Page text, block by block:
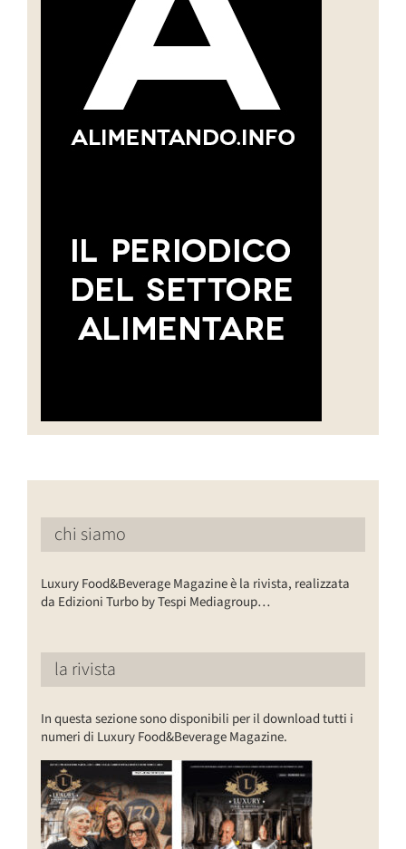
chi siamo
Luxury Food&Beverage Magazine è la rivista, realizzata
da Edizioni Turbo by Tespi Mediagroup…
la rivista
In questa sezione sono disponibili per il download tutti i
numeri di Luxury Food&Beverage Magazine.